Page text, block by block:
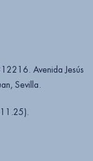
Avenida Jesús
Sevilla.